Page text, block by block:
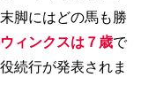
脚にはどの馬も勝
ィンクスは７歳で
続行が発表されま